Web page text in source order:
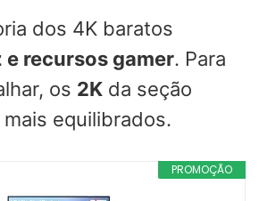
dos 4K baratos
e recursos gamer. Para
os 2K da seção
equilibrados.
PROMOÇÃO